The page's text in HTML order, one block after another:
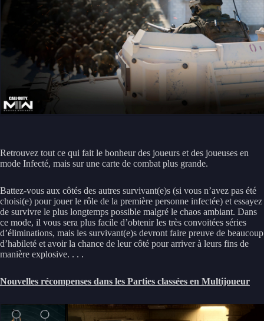
Retrouvez tout ce qui fait le bonheur des joueurs et des joueuses en
mode Infecté, mais sur une carte de combat plus grande.
Battez-vous aux côtés des autres survivant(e)s (si vous n’avez pas été
choisi(e) pour jouer le rôle de la première personne infectée) et essayez
de survivre le plus longtemps possible malgré le chaos ambiant. Dans
ce mode, il vous sera plus facile d’obtenir les très convoitées séries
d’éliminations, mais les survivant(e)s devront faire preuve de beaucoup
d’habileté et avoir la chance de leur côté pour arriver à leurs fins de
manière explosive. . . .
Nouvelles récompenses dans les Parties classées en Multijoueur